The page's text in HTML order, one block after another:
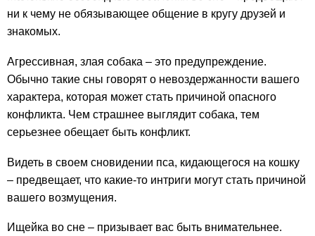
ни к чему не обязывающее общение в кругу друзей и
знакомых.
Агрессивная, злая собака – это предупреждение.
Обычно такие сны говорят о невоздержанности вашего
характера, которая может стать причиной опасного
конфликта. Чем страшнее выглядит собака, тем
серьезнее обещает быть конфликт.
Видеть в своем сновидении пса, кидающегося на кошку
– предвещает, что какие-то интриги могут стать причиной
вашего возмущения.
Ищейка во сне – призывает вас быть внимательнее.